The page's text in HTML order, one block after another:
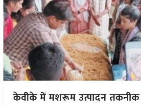
केवीके में मशरूम उत्पादन तकनीक